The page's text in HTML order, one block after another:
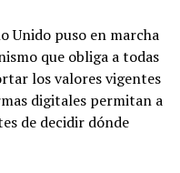
Unido puso en marcha
que obliga a todas
los valores vigentes
digitales permitan a
de decidir dónde